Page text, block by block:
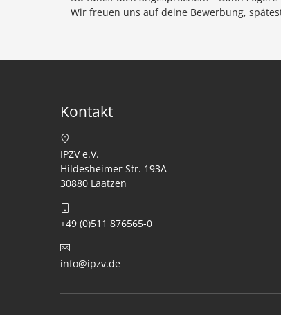
Wir freuen uns auf deine Bewerbung,
Kontakt
IPZV e.V.
Hildesheimer Str. 193A
30880 Laatzen
+49 (0)511 876565-0
info@ipzv.de